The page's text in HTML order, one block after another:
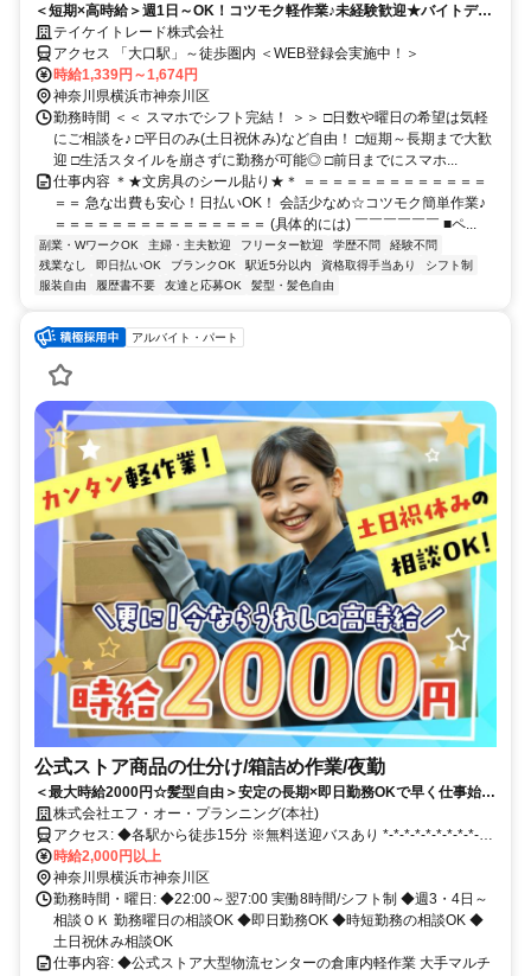
＜短期×高時給＞週1日～OK！コツモク軽作業♪未経験歓迎★バイトデビ
ューOK！日払い◎即日勤務可♪
テイケイトレード株式会社
アクセス 「大口駅」～徒歩圏内 ＜WEB登録会実施中！＞
時給1,339円～1,674円
神奈川県横浜市神奈川区
勤務時間 ＜＜ スマホでシフト完結！ ＞＞ □日数や曜日の希望は気軽
にご相談を♪ □平日のみ(土日祝休み)など自由！ □短期～長期まで大歓
迎 □生活スタイルを崩さずに勤務が可能◎ □前日までにスマホ...
仕事内容 ＊★文房具のシール貼り★＊ ＝＝＝＝＝＝＝＝＝＝＝＝＝
＝＝ 急な出費も安心！日払いOK！ 会話少なめ☆コツモク簡単作業♪
＝＝＝＝＝＝＝＝＝＝＝＝＝＝＝ (具体的には) ￣￣￣￣￣￣ ■ペ...
副業・WワークOK 主婦・主夫歓迎 フリーター歓迎 学歴不問
経験不問
残業なし
即日払いOK ブランクOK 駅近5分以内 資格取得手当あり
シフト制
服装自由
履歴書不要 友達と応募OK 髪型・髪色自由
アルバイト・パート
公式ストア商品の仕分け/箱詰め作業/夜勤
＜最大時給2000円☆髪型自由＞安定の長期×即日勤務OKで早く仕事始め
られる★小型商品ばかりのコツコツ作業。冷暖房完備の休憩室や食堂併
設！交通費負担は0円!!今だけの時給UPキャンペーン実施！
株式会社エフ・オー・プランニング(本社)
アクセス: ◆各駅から徒歩15分 ※無料送迎バスあり *-*-*-*-*-*-*-*-*-*-
*-*-*-*-*-*-*-*-*-*-*-*-*-*-*
時給2,000円以上
神奈川県横浜市神奈川区
勤務時間・曜日: ◆22:00～翌7:00 実働8時間/シフト制 ◆週3・4日～
相談ＯＫ 勤務曜日の相談OK ◆即日勤務OK ◆時短勤務の相談OK ◆
土日祝休み相談OK
仕事内容: ◆公式ストア大型物流センターの倉庫内軽作業 大手マルチ